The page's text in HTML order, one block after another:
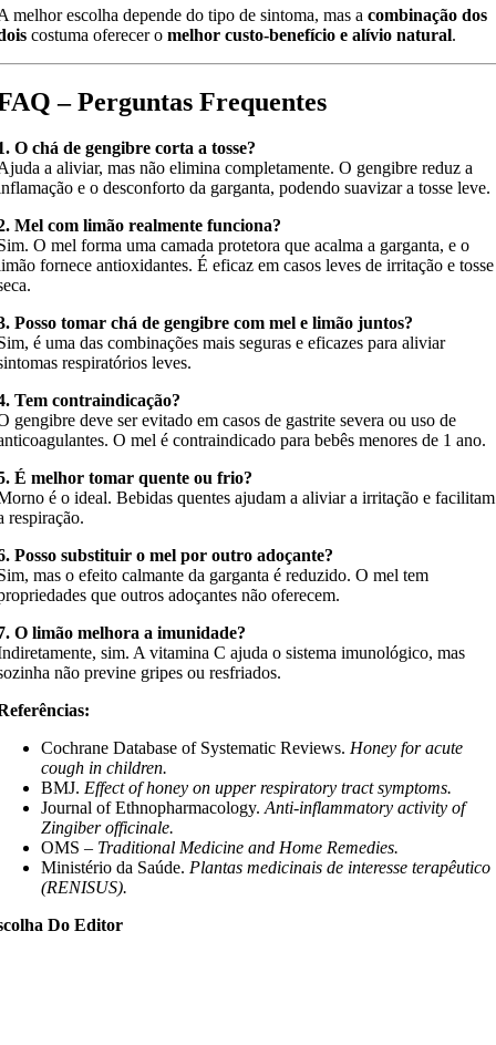
melhor escolha depende do tipo de sintoma, mas acombinação dos
costuma oferecer omelhor custo-benefício e alívio natural.
– Perguntas Frequentes
O chá de gengibre corta a tosse?
a aliviar, mas não elimina completamente. O gengibre reduz a
e o desconforto da garganta, podendo suavizar a tosse leve.
Mel com limão realmente funciona?
O mel forma uma camada protetora que acalma a garganta, e o
fornece antioxidantes. É eficaz em casos leves de irritação e tosse
Posso tomar chá de gengibre com mel e limão juntos?
é uma das combinações mais seguras e eficazes para aliviar
respiratórios leves.
Tem contraindicação?
gengibre deve ser evitado em casos de gastrite severa ou uso de
O mel é contraindicado para bebês menores de 1 ano.
É melhor tomar quente ou frio?
é o ideal. Bebidas quentes ajudam a aliviar a irritação e facilitam
respiração.
Posso substituir o mel por outro adoçante?
mas o efeito calmante da garganta é reduzido. O mel tem
que outros adoçantes não oferecem.
O limão melhora a imunidade?
sim. A vitamina C ajuda o sistema imunológico, mas
não previne gripes ou resfriados.
Cochrane Database of Systematic Reviews.Honey for acute
cough in children.
BMJ.Effect of honey on upper respiratory tract symptoms.
Journal of Ethnopharmacology.Anti-inflammatory activity of
Zingiber officinale.
OMS – Traditional Medicine and Home Remedies.
Ministério da Saúde.Plantas medicinais de interesse terapêutico
(RENISUS).
Do Editor